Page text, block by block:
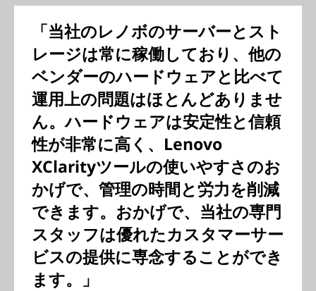
「当社のレノボのサーバーとスト
レージは常に稼働しており、他の
ベンダーのハードウェアと比べて
運用上の問題はほとんどありませ
ん。ハードウェアは安定性と信頼
性が非常に高く、Lenovo
XClarityツールの使いやすさのお
かげで、管理の時間と労力を削減
できます。おかげで、当社の専門
スタッフは優れたカスタマーサー
ビスの提供に専念することができ
ます。」